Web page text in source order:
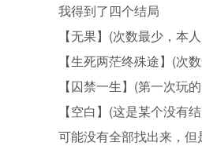
我得到了四个结局
【无果】(次数最少，本人
【生死两茫终殊途】(次数
【囚禁一生】(第一次玩的
【空白】(这是某个没有
可能没有全部找出来，但